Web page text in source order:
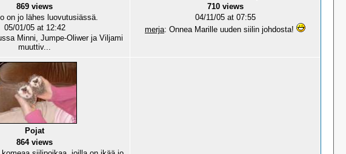
869 views
on jo lähes luovutusiässä.
05/01/05 at 12:42
Minni, Jumpe-Oliwer ja Viljami
muuttiv...
710 views
04/11/05 at 07:55
merja: Onnea Marille uuden siilin johdosta!
Pojat
864 views